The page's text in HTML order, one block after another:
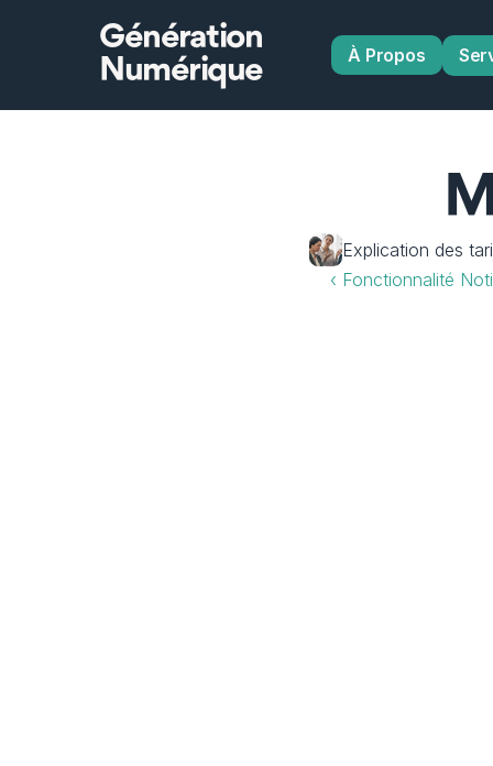
Génération
Numérique
À Propos
Explication des
‹ Fonctionnalité